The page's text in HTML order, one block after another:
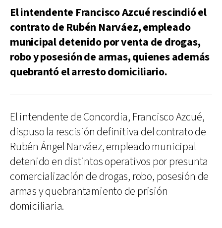
El intendente Francisco Azcué rescindió el
contrato de Rubén Narváez, empleado
municipal detenido por venta de drogas,
robo y posesión de armas, quienes además
quebrantó el arresto domiciliario.
El intendente de Concordia, Francisco Azcué,
dispuso la rescisión definitiva del contrato de
Rubén Ángel Narváez, empleado municipal
detenido en distintos operativos por presunta
comercialización de drogas, robo, posesión de
armas y quebrantamiento de prisión
domiciliaria.